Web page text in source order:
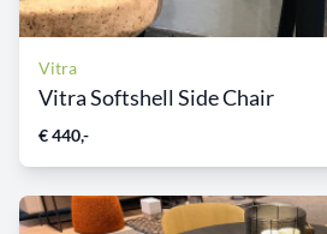
Vitra
Vitra Softshell Side Chair
€ 440,-